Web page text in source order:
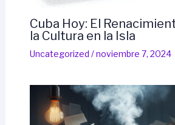
Cuba Hoy: El
la Cultura en la Isla
Uncategorized /noviembre 7, 2024